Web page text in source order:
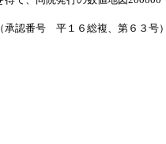
承認番号 平１６総複、第６３号